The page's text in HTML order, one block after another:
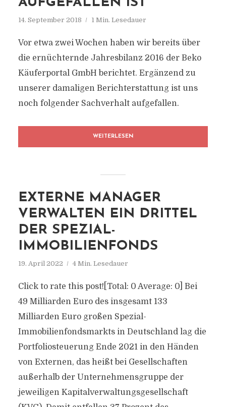
AUFGEFALLEN IST
14. September 2018 1 Min. Lesedauer
Vor etwa zwei Wochen haben wir bereits über
die ernüchternde Jahresbilanz 2016 der Beko
Käuferportal GmbH berichtet. Ergänzend zu
unserer damaligen Berichterstattung ist uns
noch folgender Sachverhalt aufgefallen.
WEITERLESEN
EXTERNE MANAGER
VERWALTEN EIN DRITTEL
DER SPEZIAL-
IMMOBILIENFONDS
19. April 2022 4 Min. Lesedauer
Click to rate this post![Total: 0 Average: 0] Bei
49 Milliarden Euro des insgesamt 133
Milliarden Euro großen Spezial-
Immobilienfondsmarkts in Deutschland lag die
Portfoliosteuerung Ende 2021 in den Händen
von Externen, das heißt bei Gesellschaften
außerhalb der Unternehmensgruppe der
jeweiligen Kapitalverwaltungsgesellschaft